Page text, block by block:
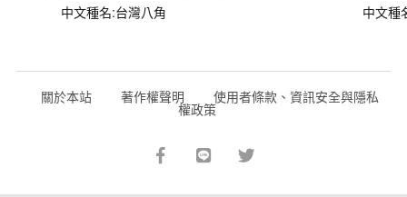
中文種名:台灣八角 中文種
關於本站 著作權聲明 使用者條款、資訊安全與隱私
權政策